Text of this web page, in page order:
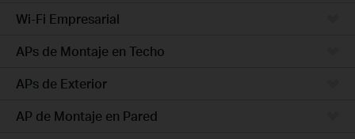
Wi-Fi Empresarial
APs de Montaje en Techo
APs de Exterior
AP de Montaje en Pared